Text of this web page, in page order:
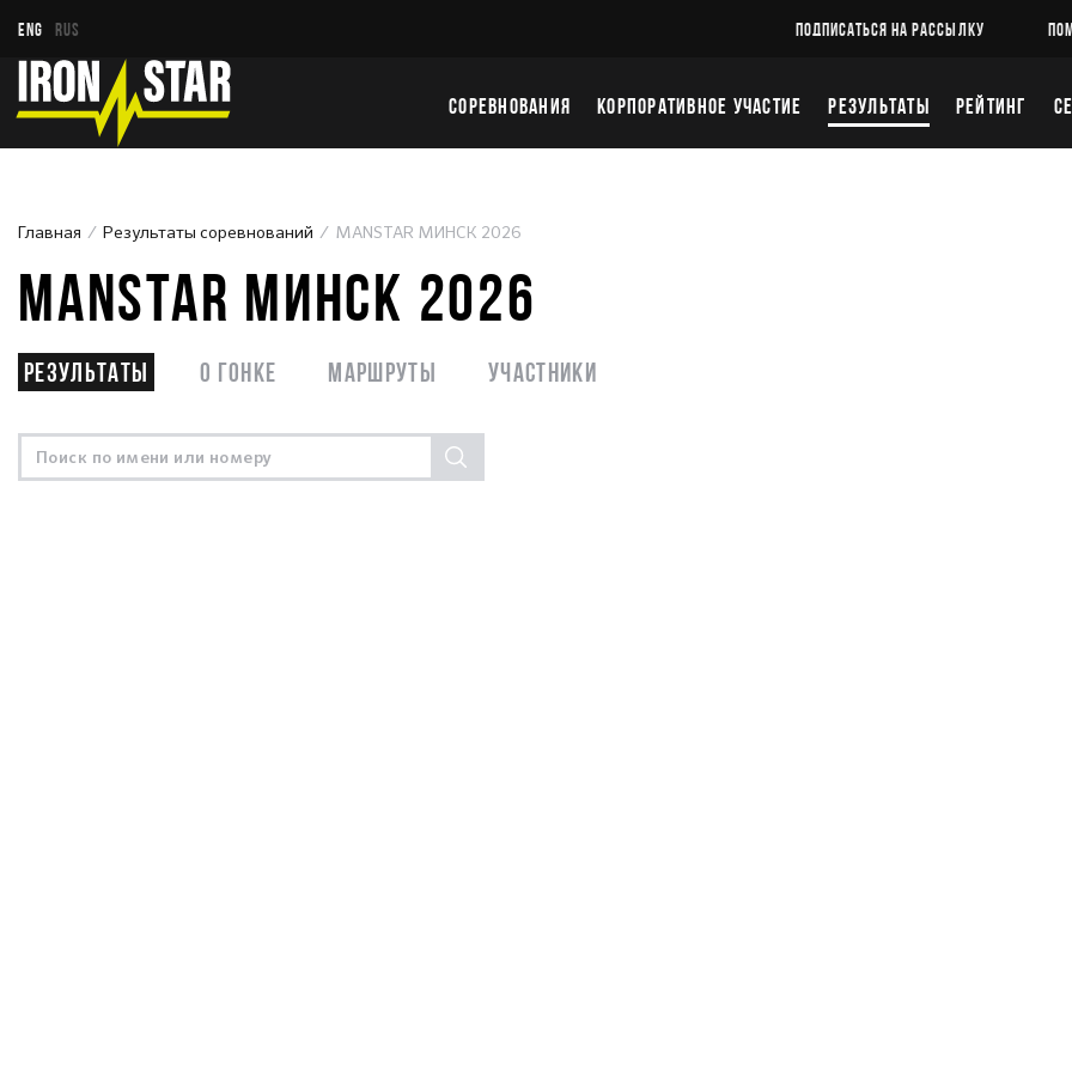
ENG RUS ПОДПИСАТЬСЯ НА РАССЫЛКУ
СОРЕВНОВАНИЯ КОРПОРАТИВНОЕ УЧАСТИЕ РЕЗУЛЬТАТЫ РЕЙТИНГ
Главная Результаты соревнований MANSTAR МИНСК 2026
MANSTAR МИНСК 2026
Результаты О гонке Маршруты Участники